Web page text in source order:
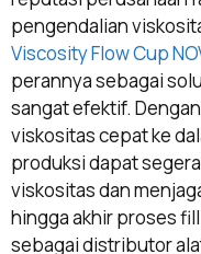
pengendalian
Viscosity Flow Cup
perannya sebagai
sangat efektif.
viskositas cepat ke
produksi dapat
viskositas dan
hingga akhir proses
sebagai distributor